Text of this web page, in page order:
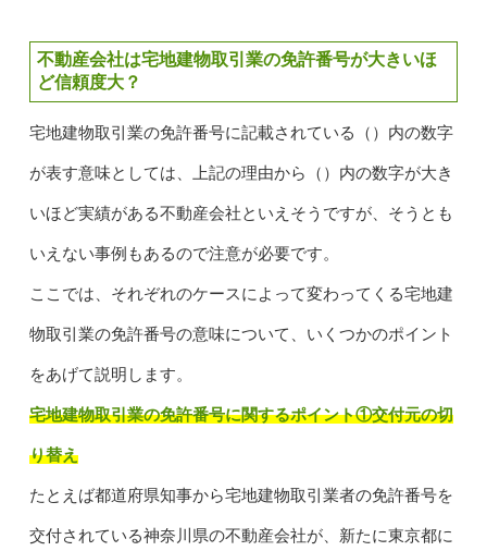
不動産会社は宅地建物取引業の免許番号が大きいほ
ど信頼度大？
宅地建物取引業の免許番号に記載されている（）内の数字
が表す意味としては、上記の理由から（）内の数字が大き
いほど実績がある不動産会社といえそうですが、そうとも
いえない事例もあるので注意が必要です。
ここでは、それぞれのケースによって変わってくる宅地建
物取引業の免許番号の意味について、いくつかのポイント
をあげて説明します。
宅地建物取引業の免許番号に関するポイント①交付元の切
り替え
たとえば都道府県知事から宅地建物取引業者の免許番号を
交付されている神奈川県の不動産会社が、新たに東京都に